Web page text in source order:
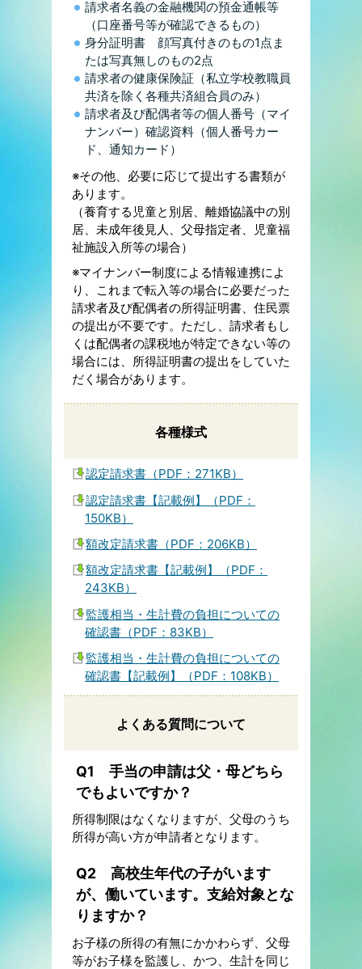
請求者名義の金融機関の預金通帳等
（口座番号等が確認できるもの）
身分証明書 顔写真付きのもの1点ま
たは写真無しのもの2点
請求者の健康保険証（私立学校教職員
共済を除く各種共済組合員のみ）
請求者及び配偶者等の個人番号（マイ
ナンバー）確認資料（個人番号カー
ド、通知カード）
※その他、必要に応じて提出する書類が
あります。
（養育する児童と別居、離婚協議中の別
居、未成年後見人、父母指定者、児童福
祉施設入所等の場合）
※マイナンバー制度による情報連携によ
り、これまで転入等の場合に必要だった
請求者及び配偶者の所得証明書、住民票
の提出が不要です。ただし、請求者もし
くは配偶者の課税地が特定できない等の
場合には、所得証明書の提出をしていた
だく場合があります。
各種様式
認定請求書（PDF：271KB）
認定請求書【記載例】（PDF：
150KB）
額改定請求書（PDF：206KB）
額改定請求書【記載例】（PDF：
243KB）
監護相当・生計費の負担についての
確認書（PDF：83KB）
監護相当・生計費の負担についての
確認書【記載例】（PDF：108KB）
よくある質問について
Q1 手当の申請は父・母どちら
でもよいですか？
所得制限はなくなりますが、父母のうち
所得が高い方が申請者となります。
Q2 高校生年代の子がいます
が、働いています。支給対象とな
りますか？
お子様の所得の有無にかかわらず、父母
等がお子様を監護し、かつ、生計を同じ